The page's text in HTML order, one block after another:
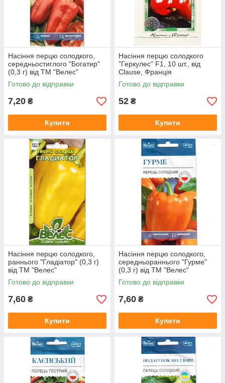
Насіння перцю солодкого,
середньостиглого "Богатир"
(0,3 г) від ТМ "Велес"
Готово до відправки
7,20 ₴
Купити
Насіння перцю солодкого
"Геркулес" F1, 10 шт., від
Clause, Франція
Готово до відправки
52 ₴
Купити
Насіння перцю солодкого,
раннього "Гладіатор" (0,3 г)
від ТМ "Велес"
Готово до відправки
7,60 ₴
Купити
Насіння перцю солодкого,
середньораннього "Гурме"
(0,3 г) від ТМ "Велес"
Готово до відправки
7,60 ₴
Купити